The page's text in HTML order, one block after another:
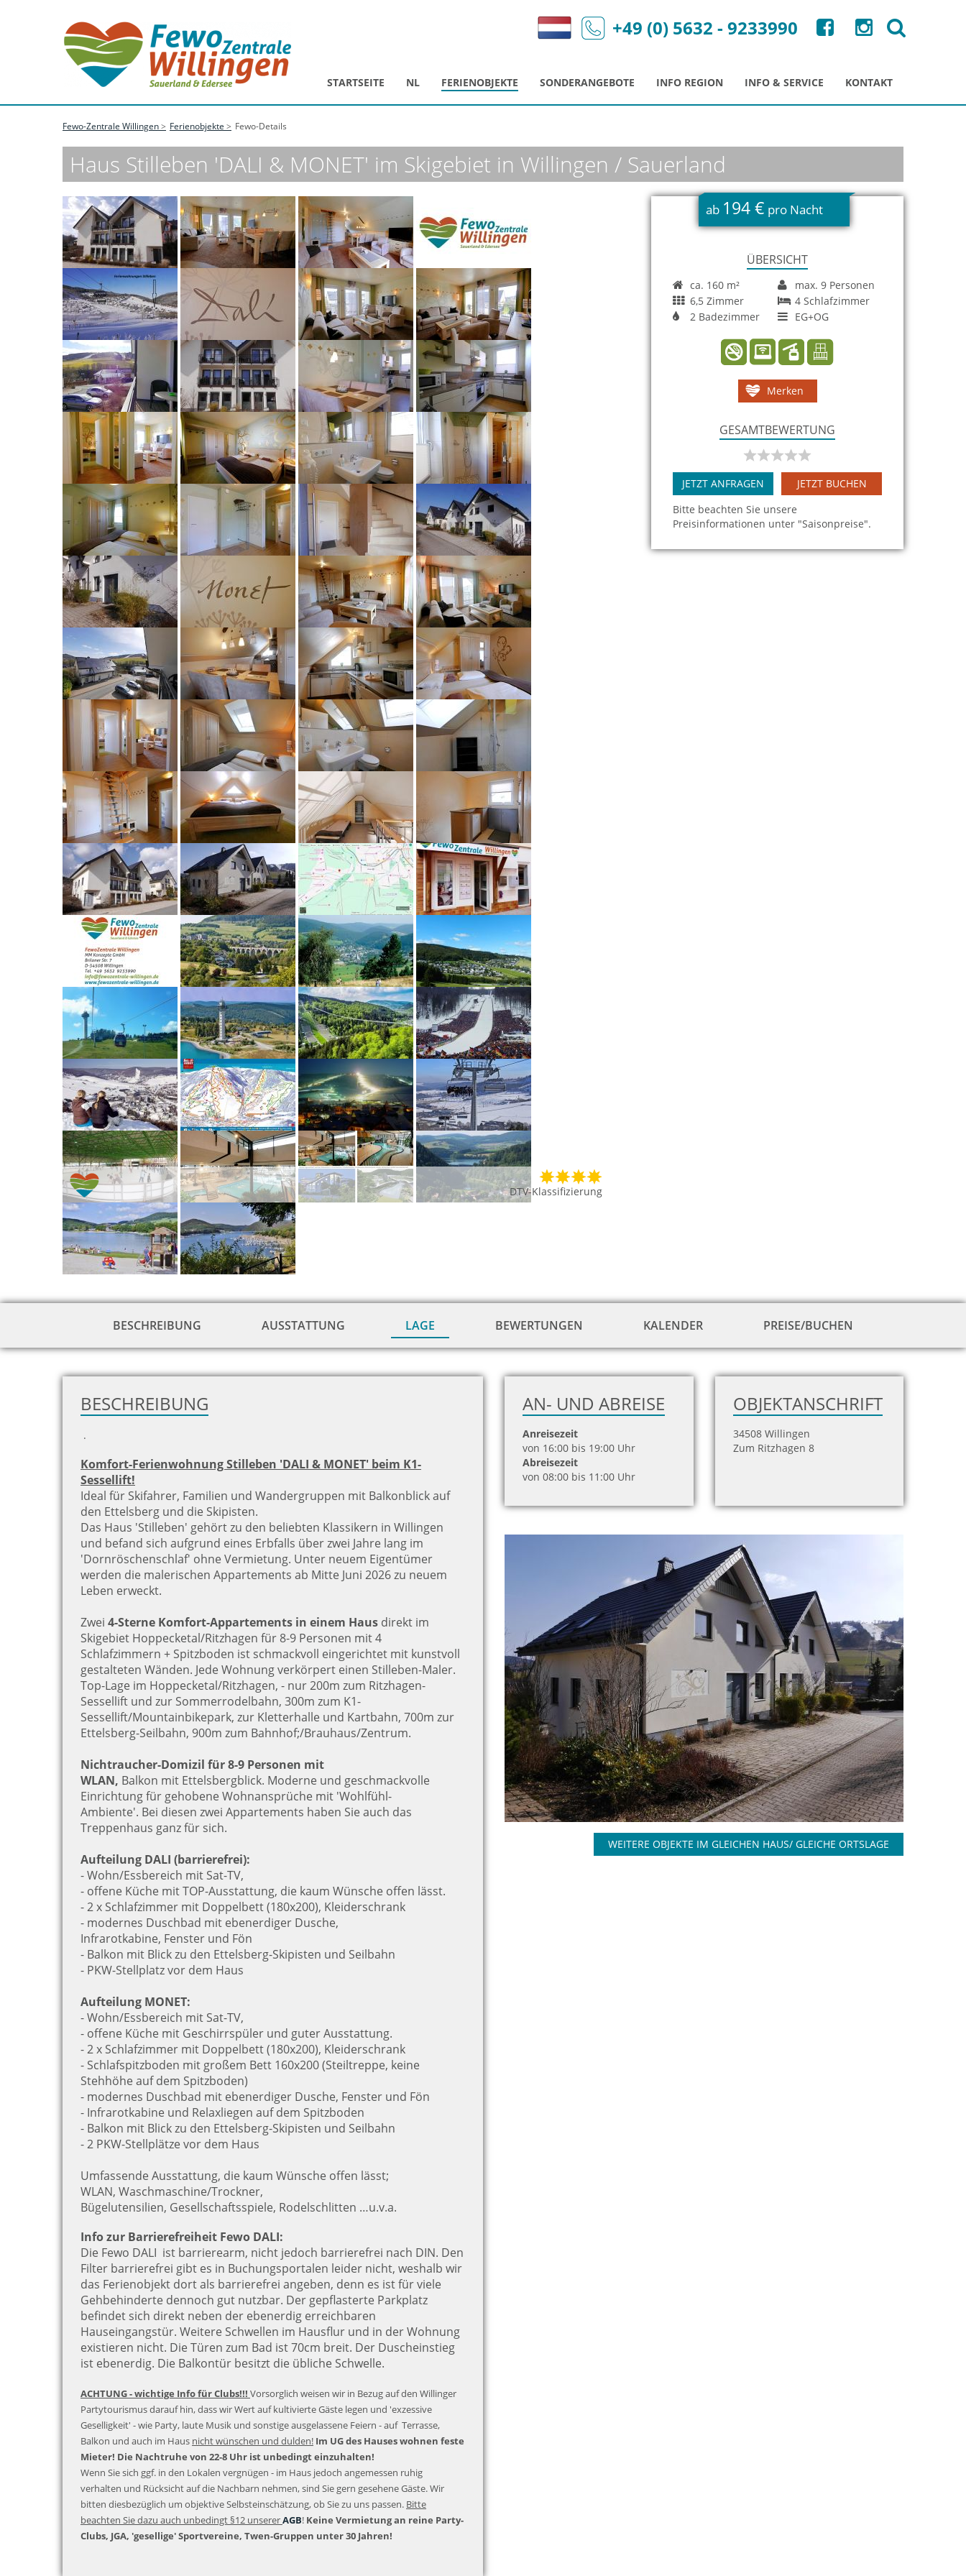
STARTSEITE NL FERIENOBJEKTE SONDERANGEBOTE INFO REGION INFO & SERVICE KONTAKT
+49 (0) 5632 - 9233990
Fewo-Zentrale Willingen Ferienobjekte Fewo-Details
Haus Stilleben 'DALI & MONET' im Skigebiet in Willingen / Sauerland
DTV-Klassifizierung
ab 194 € pro Nacht
ÜBERSICHT
ca. 160 m²
max. 9 Personen
6,5 Zimmer
4 Schlafzimmer
2 Badezimmer
EG+OG
Merken
GESAMTBEWERTUNG
JETZT ANFRAGEN
JETZT BUCHEN
Bitte beachten Sie unsere
Preisinformationen unter "Saisonpreise".
BESCHREIBUNG AUSSTATTUNG LAGE BEWERTUNGEN KALENDER PREISE/BUCHEN
BESCHREIBUNG
.
Komfort-Ferienwohnung Stilleben 'DALI & MONET' beim K1-
Sessellift!
Ideal für Skifahrer, Familien und Wandergruppen mit Balkonblick auf
den Ettelsberg und die Skipisten.
Das Haus 'Stilleben' gehört zu den beliebten Klassikern in Willingen
und befand sich aufgrund eines Erbfalls über zwei Jahre lang im
'Dornröschenschlaf' ohne Vermietung. Unter neuem Eigentümer
werden die malerischen Appartements ab Mitte Juni 2026 zu neuem
Leben erweckt.
Zwei 4-Sterne Komfort-Appartements in einem Haus direkt im
Skigebiet Hoppecketal/Ritzhagen für 8-9 Personen mit 4
Schlafzimmern + Spitzboden ist schmackvoll eingerichtet mit kunstvoll
gestalteten Wänden. Jede Wohnung verkörpert einen Stilleben-Maler.
Top-Lage im Hoppecketal/Ritzhagen, - nur 200m zum Ritzhagen-
Sessellift und zur Sommerrodelbahn, 300m zum K1-
Sessellift/Mountainbikepark, zur Kletterhalle und Kartbahn, 700m zur
Ettelsberg-Seilbahn, 900m zum Bahnhof;/Brauhaus/Zentrum.
Nichtraucher-Domizil für 8-9 Personen mit
WLAN, Balkon mit Ettelsbergblick. Moderne und geschmackvolle
Einrichtung für gehobene Wohnansprüche mit 'Wohlfühl-
Ambiente'. Bei diesen zwei Appartements haben Sie auch das
Treppenhaus ganz für sich.
Aufteilung DALI (barrierefrei):
- Wohn/Essbereich mit Sat-TV,
- offene Küche mit TOP-Ausstattung, die kaum Wünsche offen lässt.
- 2 x Schlafzimmer mit Doppelbett (180x200), Kleiderschrank
- modernes Duschbad mit ebenerdiger Dusche,
Infrarotkabine, Fenster und Fön
- Balkon mit Blick zu den Ettelsberg-Skipisten und Seilbahn
- PKW-Stellplatz vor dem Haus
Aufteilung MONET:
- Wohn/Essbereich mit Sat-TV,
- offene Küche mit Geschirrspüler und guter Ausstattung.
- 2 x Schlafzimmer mit Doppelbett (180x200), Kleiderschrank
- Schlafspitzboden mit großem Bett 160x200 (Steiltreppe, keine
Stehhöhe auf dem Spitzboden)
- modernes Duschbad mit ebenerdiger Dusche, Fenster und Fön
- Infrarotkabine und Relaxliegen auf dem Spitzboden
- Balkon mit Blick zu den Ettelsberg-Skipisten und Seilbahn
- 2 PKW-Stellplätze vor dem Haus
Umfassende Ausstattung, die kaum Wünsche offen lässt;
WLAN, Waschmaschine/Trockner,
Bügelutensilien, Gesellschaftsspiele, Rodelschlitten …u.v.a.
Info zur Barrierefreiheit Fewo DALI:
Die Fewo DALI ist barrierearm, nicht jedoch barrierefrei nach DIN. Den
Filter barrierefrei gibt es in Buchungsportalen leider nicht, weshalb wir
das Ferienobjekt dort als barrierefrei angeben, denn es ist für viele
Gehbehinderte dennoch gut nutzbar. Der gepflasterte Parkplatz
befindet sich direkt neben der ebenerdig erreichbaren
Hauseingangstür. Weitere Schwellen im Hausflur und in der Wohnung
existieren nicht. Die Türen zum Bad ist 70cm breit. Der Duscheinstieg
ist ebenerdig. Die Balkontür besitzt die übliche Schwelle.
ACHTUNG - wichtige Info für Clubs!!! Vorsorglich weisen wir in Bezug auf den Willinger
Partytourismus darauf hin, dass wir Wert auf kultivierte Gäste legen und 'exzessive
Geselligkeit' - wie Party, laute Musik und sonstige ausgelassene Feiern - auf Terrasse,
Balkon und auch im Haus nicht wünschen und dulden! Im UG des Hauses wohnen feste
Mieter! Die Nachtruhe von 22-8 Uhr ist unbedingt einzuhalten!
Wenn Sie sich ggf. in den Lokalen vergnügen - im Haus jedoch angemessen ruhig
verhalten und Rücksicht auf die Nachbarn nehmen, sind Sie gern gesehene Gäste. Wir
bitten diesbezüglich um objektive Selbsteinschätzung, ob Sie zu uns passen. Bitte
beachten Sie dazu auch unbedingt §12 unsererAGB! Keine Vermietung an reine Party-
Clubs, JGA, 'gesellige' Sportvereine, Twen-Gruppen unter 30 Jahren!
AN- UND ABREISE
Anreisezeit
von 16:00 bis 19:00 Uhr
Abreisezeit
von 08:00 bis 11:00 Uhr
OBJEKTANSCHRIFT
34508 Willingen
Zum Ritzhagen 8
WEITERE OBJEKTE IM GLEICHEN HAUS/ GLEICHE ORTSLAGE
zur